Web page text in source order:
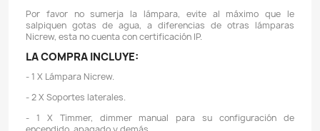
- Dos modos disponibles: Luz diurna / Luz nocturna
- Olvídese de conectar su lámpara a un timmer
lámpara trae su propio timmer/dimmer manual con el
configurar la intensidad del brillo máximo de la
de las rampas de encendido y apagado, así como
encendido y la hora de apagado.